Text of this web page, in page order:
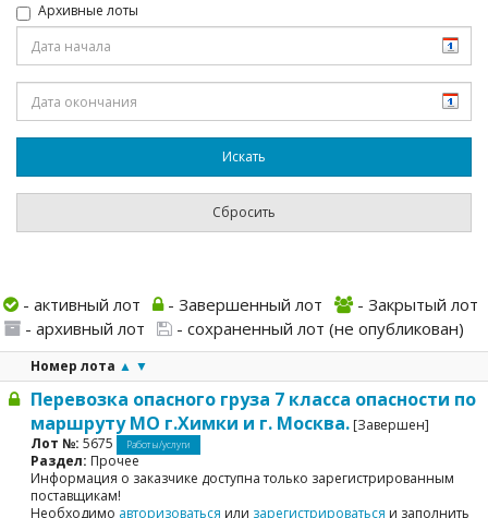
Архивные лоты
- активный лот - Завершенный лот
- Закрытый лот
- архивный лот
- сохраненный лот (не опубликован)
Номер лота ▲ ▼
Перевозка опасного груза 7 класса опасности по
маршруту МО г.Химки и г. Москва. [Завершен]
Лот №: 5675 Работы/услуги
Раздел: Прочее
Информация о заказчике доступна только зарегистрированным
поставщикам!
Необходимо авторизоваться или зарегистрироваться и заполнить